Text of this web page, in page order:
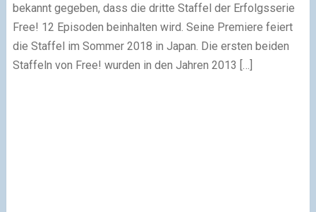
bekannt gegeben, dass die dritte Staffel der Erfolgsserie
Free! 12 Episoden beinhalten wird. Seine Premiere feiert
die Staffel im Sommer 2018 in Japan. Die ersten beiden
Staffeln von Free! wurden in den Jahren 2013 […]